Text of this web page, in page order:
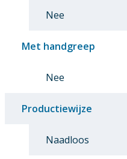
Nee
Met handgreep
Nee
Productiewijze
Naadloos